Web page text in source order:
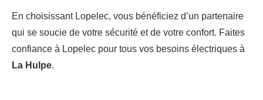
En choisissant Lopelec, vous bénéficiez d’un partenaire
qui se soucie de votre sécurité et de votre confort. Faites
confiance à Lopelec pour tous vos besoins électriques à
La Hulpe.